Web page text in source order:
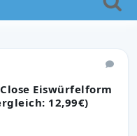
Close Eiswürfelform
12,99€)